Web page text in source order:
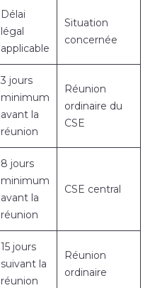
Délai
légal
applicable
Situation
concernée
3 jours
minimum
avant la
réunion
Réunion
ordinaire du
CSE
8 jours
minimum
avant la
réunion
CSE central
15 jours
suivant la
réunion
Réunion
ordinaire